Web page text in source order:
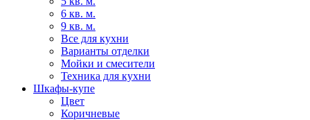
6 кв. м.
9 кв. м.
Все для кухни
Варианты отделки
Мойки и смесители
Техника для кухни
Шкафы-купе
Цвет
Коричневые